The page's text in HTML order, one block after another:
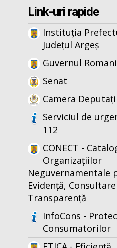
Link-uri rapide
Instituția
Județul Argeș
Guvernul
Senat
Camera
Serviciul de
112
CONECT -
Organizațiilor
Neguvernamentale
Evidență,
Transparență
InfoCons -
Consumatorilor